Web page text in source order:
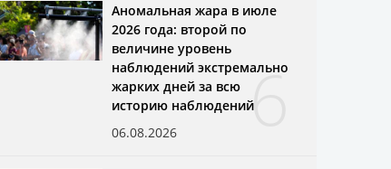
6
Аномальная жара в июле
2026 года: второй по
величине уровень
наблюдений экстремально
жарких дней за всю
историю наблюдений
06.08.2026